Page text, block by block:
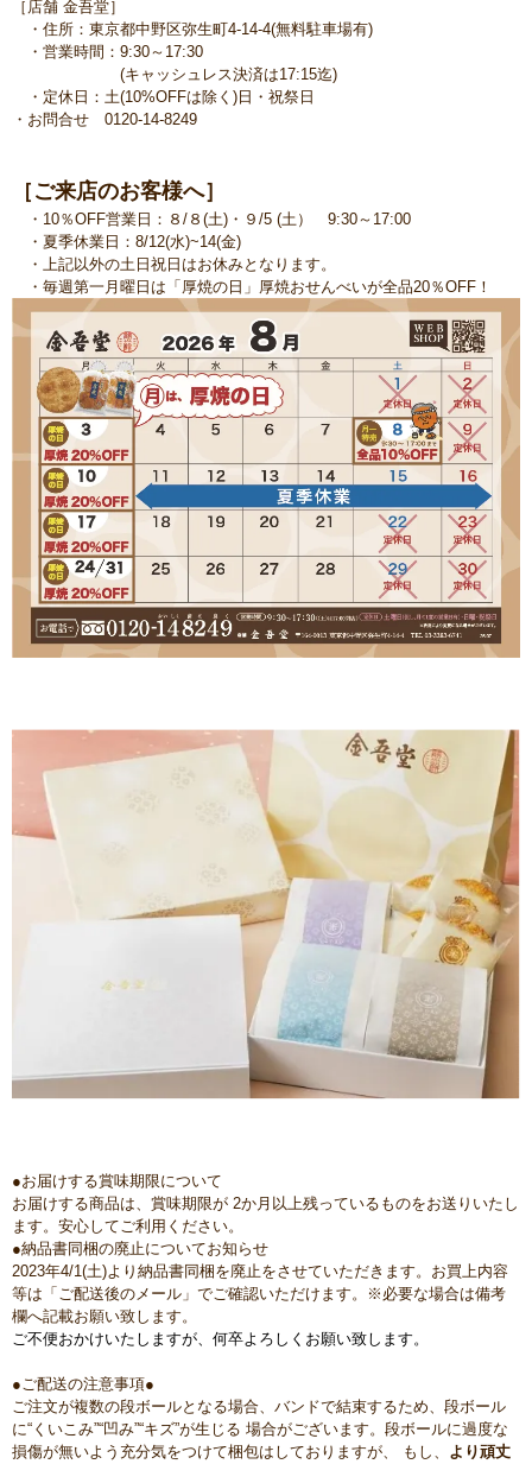
［店舗 金吾堂］
・住所：東京都中野区弥生町4-14-4(無料駐車場有)
・営業時間：9:30～17:30
(キャッシュレス決済は17:15迄)
・定休日：土(10%OFFは除く)日・祝祭日
・お問合せ 0120-14-8249
［ご来店のお客様へ］
・10％OFF営業日：８/８(土)・９/5 (土） 9:30～17:00
・夏季休業日：8/12(水)~14(金)
・上記以外の土日祝日はお休みとなります。
・毎週第一月曜日は「厚焼の日」厚焼おせんべいが全品20％OFF！
●お届けする賞味期限について
お届けする商品は、賞味期限が 2か月以上残っているものをお送りいたし
ます。安心してご利用ください。
●納品書同梱の廃止についてお知らせ
2023年4/1(土)より納品書同梱を廃止をさせていただきます。お買上内容
等は「ご配送後のメール」でご確認いただけます。※必要な場合は備考
欄へ記載お願い致します。
ご不便おかけいたしますが、何卒よろしくお願い致します。
●ご配送の注意事項●
ご注文が複数の段ボールとなる場合、バンドで結束するため、段ボール
に“くいこみ”“凹み”“キズ”が生じる 場合がございます。段ボールに過度な
損傷が無いよう充分気をつけて梱包はしておりますが、 もし、 より頑丈